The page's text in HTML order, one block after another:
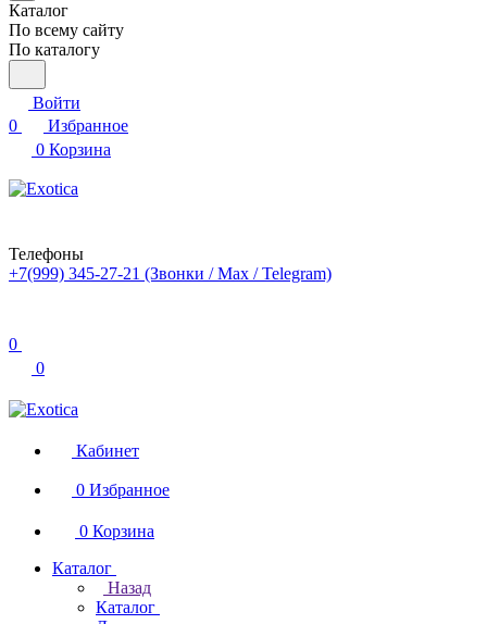
Каталог
По всему сайту
По каталогу
Войти
0
Избранное
0 Корзина
Телефоны
+7(999) 345-27-21 (Звонки / Max / Telegram)
0
0
Кабинет
0 Избранное
0 Корзина
Каталог
Назад
Каталог